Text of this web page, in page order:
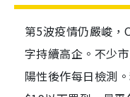
第5波疫情仍嚴峻
字持續高企。不少
陽性後作每日檢測